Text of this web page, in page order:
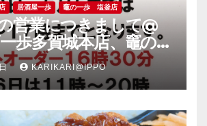
居酒屋一歩 竈の一歩 塩釜店
営業につきまして@
歩多賀城本店、竈の一
KARIKARI@IPPO